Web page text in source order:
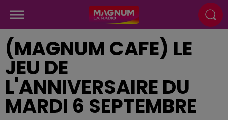
(MAGNUM CAFE) LE
JEU DE
L'ANNIVERSAIRE DU
MARDI 6 SEPTEMBRE